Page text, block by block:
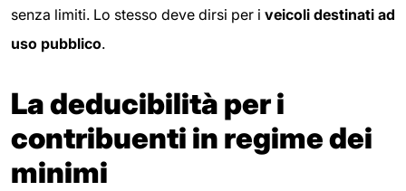
senza limiti. Lo stesso deve dirsi per i veicoli destinati ad
uso pubblico.
La deducibilità per i
contribuenti in regime dei
minimi